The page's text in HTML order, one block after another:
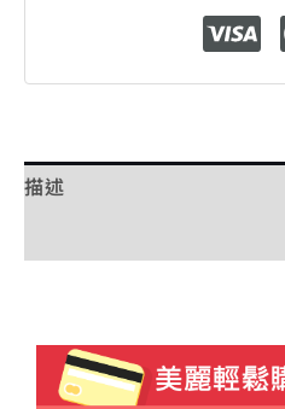
描述